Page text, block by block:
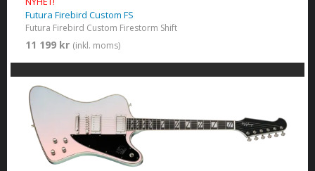
Futura Firebird Custom FS
Futura Firebird Custom Firestorm Shift
11 199 kr (inkl. moms)